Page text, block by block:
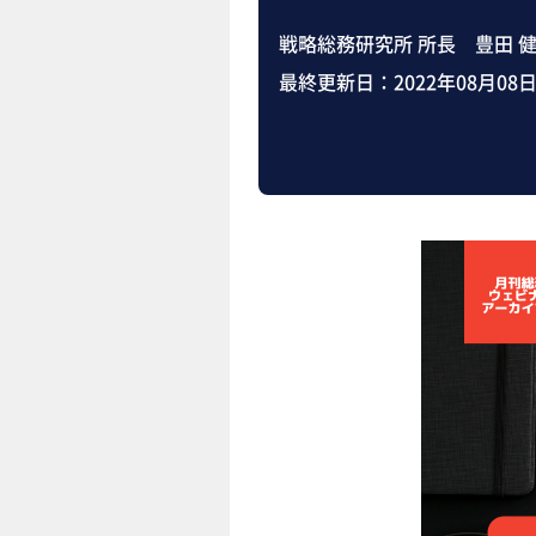
戦略総務研究所 所長 豊田
最終更新日： 2022年08月08日